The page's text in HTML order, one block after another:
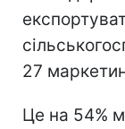
27
Це на 54%